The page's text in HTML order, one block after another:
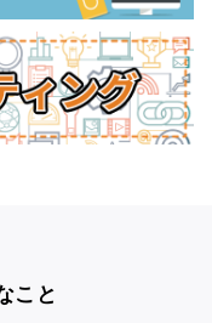
こと